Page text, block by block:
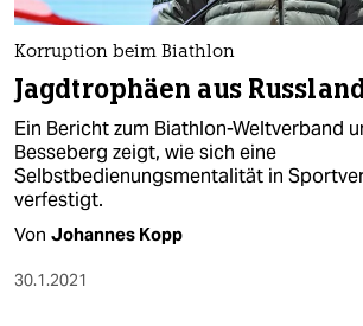
Korruption beim Biathlon
Jagdtrophäen aus
Ein Bericht zum Biathlon-Weltverband
Besseberg zeigt, wie sich eine
Selbstbedienungsmentalität in
verfestigt.
Von Johannes Kopp
30.1.2021